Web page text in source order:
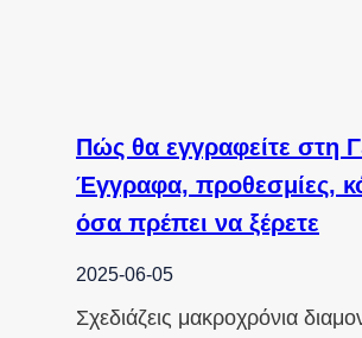
Πώς θα εγγραφείτε στη
Έγγραφα, προθεσμίες,
όσα πρέπει να ξέρετε
2025-06-05
Σχεδιάζεις μακροχρόνια